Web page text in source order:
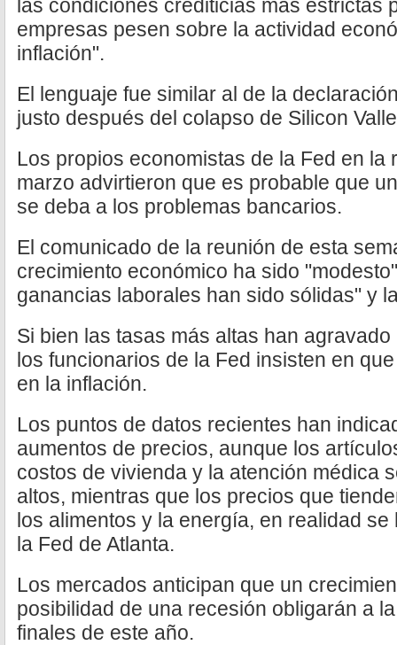
las condiciones crediticias más estrictas
empresas pesen sobre la actividad
inflación".
El lenguaje fue similar al de la
justo después del colapso de Silicon
Los propios economistas de la Fed en la
marzo advirtieron que es probable que
se deba a los problemas bancarios.
El comunicado de la reunión de esta
crecimiento económico ha sido
ganancias laborales han sido sólidas" y
Si bien las tasas más altas han
los funcionarios de la Fed insisten en
en la inflación.
Los puntos de datos recientes han
aumentos de precios, aunque los
costos de vivienda y la atención médica
altos, mientras que los precios que
los alimentos y la energía, en realidad
la Fed de Atlanta.
Los mercados anticipan que un
posibilidad de una recesión obligarán a
finales de este año.